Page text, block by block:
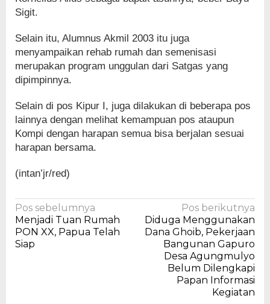
Sigit.
Selain itu, Alumnus Akmil 2003 itu juga
menyampaikan rehab rumah dan semenisasi
merupakan program unggulan dari Satgas yang
dipimpinnya.
Selain di pos Kipur I, juga dilakukan di beberapa pos
lainnya dengan melihat kemampuan pos ataupun
Kompi dengan harapan semua bisa berjalan sesuai
harapan bersama.
(intan’jr/red)
Navigasi
pos
Pos sebelumnya
Menjadi Tuan Rumah
PON XX, Papua Telah
Siap
Pos berikutnya
Diduga Menggunakan
Dana Ghoib, Pekerjaan
Bangunan Gapuro
Desa Agungmulyo
Belum Dilengkapi
Papan Informasi
Kegiatan